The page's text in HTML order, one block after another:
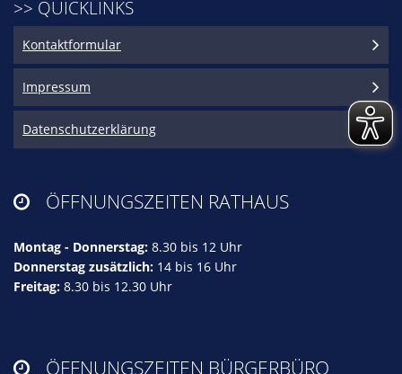
>> QUICKLINKS
Kontaktformular
Impressum
Datenschutzerklärung
 ÖFFNUNGSZEITEN RATHAUS
Montag - Donnerstag: 8.30 bis 12 Uhr
Donnerstag zusätzlich: 14 bis 16 Uhr
Freitag: 8.30 bis 12.30 Uhr
 ÖFFNUNGSZEITEN BÜRGERBÜRO